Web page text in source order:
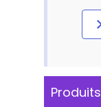
Produits